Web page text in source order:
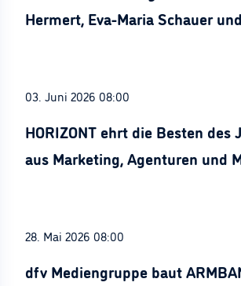
Hermert, Eva-Maria Schauer
03. Juni 2026 08:00
HORIZONT ehrt die Besten des
aus Marketing, Agenturen und
28. Mai 2026 08:00
dfv Mediengruppe baut